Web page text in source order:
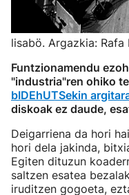
lisabö. Argazkia: Rafa
Funtzionamendu
"industria"ren ohiko
bIDEhUTSekin
diskoak ez daude,
Deigarriena da hori
hori dela jakinda,
Egiten dituzun
saltzen esatea
iruditzen gogoeta,